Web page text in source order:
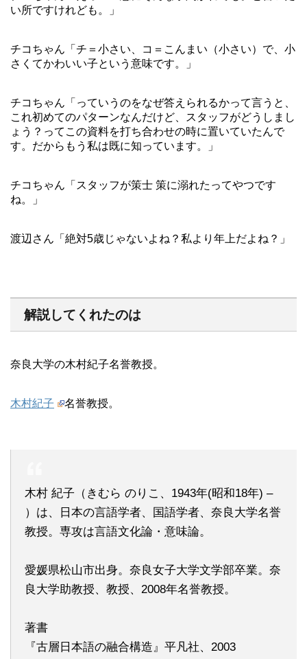
い所ですけれども。」
チコちゃん「チ＝小さい、コ＝こんまい（小さい）で、小
さくてかわいい子という意味です。」
チコちゃん「っていうのをなぜ答えられるかって言うと、
これ初めてのパターンなんだけど、スタッフがどうしまし
ょう？ってこの資料を打ち合わせの時に置いていたんで
す。だからもう私は既に知っています。」
チコちゃん「スタッフが策士 策に溺れたってやつです
ね。」
渡辺さん「絶対5歳じゃないよね？私より年上だよね？」
解説してくれたのは
奈良大学の木村紀子名誉教授。
木村紀子 名誉教授。
木村 紀子（きむら のりこ、1943年(昭和18年) –
）は、日本の言語学者、国語学者、奈良大学名誉
教授。専攻は言語文化論・意味論。
愛媛県松山市出身。奈良女子大学文学部卒業。奈
良大学助教授、教授、2008年名誉教授。
著書
『古層日本語の融合構造』平凡社、2003